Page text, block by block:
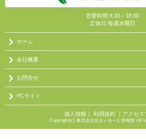
営業時間:9:30～18:00
定休日:毎週水曜日
ホーム
会社概要
お問合せ
PCサイト
個人情報 ｜ 利用規約｜ アクセス
Copyright(c) 株式会社住まいるーむ情報館 All